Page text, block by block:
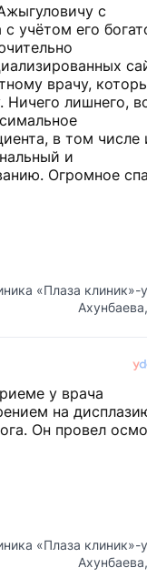
с
учётом его
врачу,
Ничего лишнего,
в том числе
и
Огромное
«Плаза клиник»-
у врача
на
Он провел
«Плаза клиник»-